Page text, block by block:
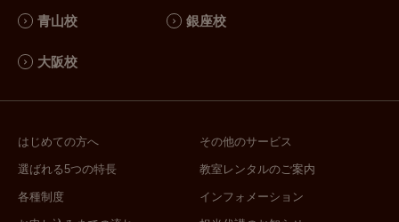
青山校 銀座校
大阪校
はじめての方へ
選ばれる5つの特長
各種制度
その他のサービス
教室レンタルのご案内
インフォメーション